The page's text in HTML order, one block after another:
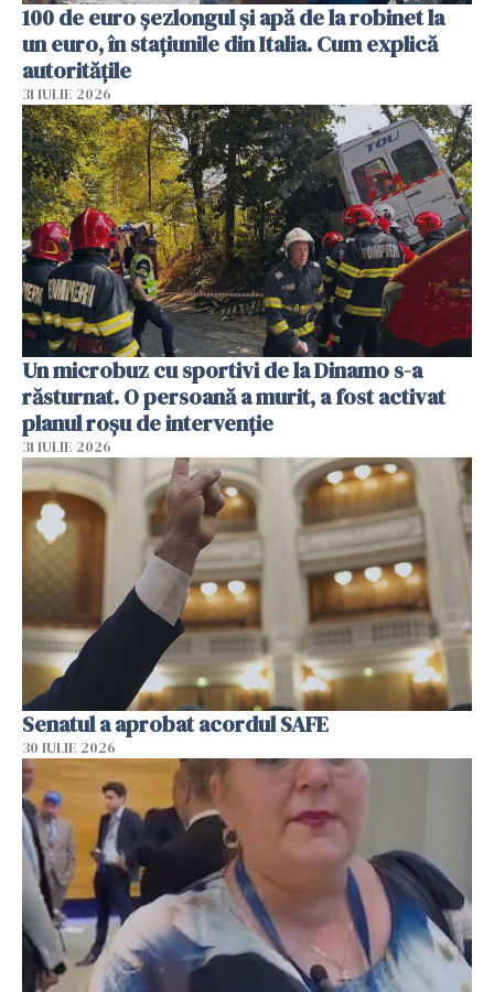
100 de euro șezlongul și apă de la robinet la
un euro, în stațiunile din Italia. Cum explică
autoritățile
31 IULIE 2026
Un microbuz cu sportivi de la Dinamo s-a
răsturnat. O persoană a murit, a fost activat
planul roșu de intervenție
31 IULIE 2026
Senatul a aprobat acordul SAFE
30 IULIE 2026